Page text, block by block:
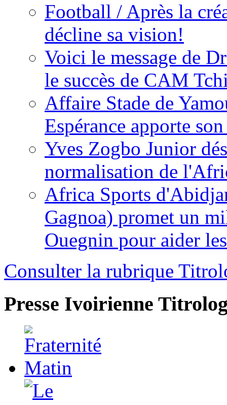
Football / Après la
décline sa vision!
Voici le message de
le succès de CAM
Affaire Stade de
Espérance apporte
Yves Zogbo Junior
normalisation de
Africa Sports
Gagnoa) promet un
Ouegnin pour aider
Consulter la rubrique
Presse Ivoirienne